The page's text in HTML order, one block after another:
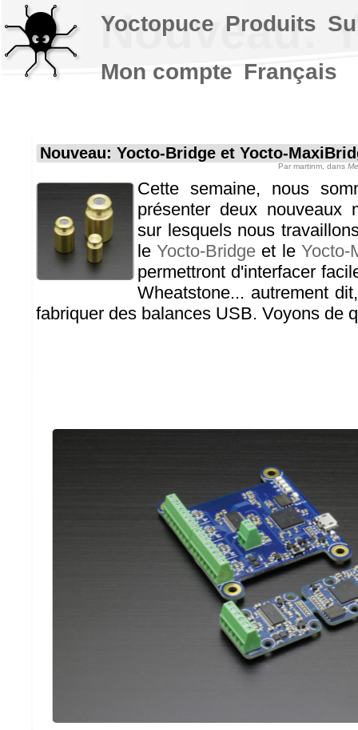
Nouveau:
Nouveau: Yocto-Bridge et Yocto-
Par martinm , dans
Cette semaine, nous
présenter deux nouveaux
sur lesquels nous
leYocto-Bridge et le Yocto-
permettront d'interfacer
Wheatstone... autrement
fabriquer des balances USB. Voyons de
Yoctopuce Produits
Mon compte Français